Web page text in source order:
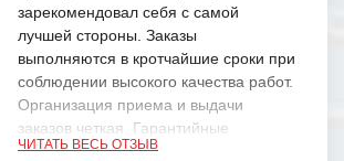
зарекомендовал себя с самой
лучшей стороны. Заказы
выполняются в кротчайшие сроки при
соблюдении высокого качества работ.
Организация приема и выдачи
заказов четкая. Гарантийные
обязательства выполняются в
ЧИТАТЬ ВЕСЬ ОТЗЫВ